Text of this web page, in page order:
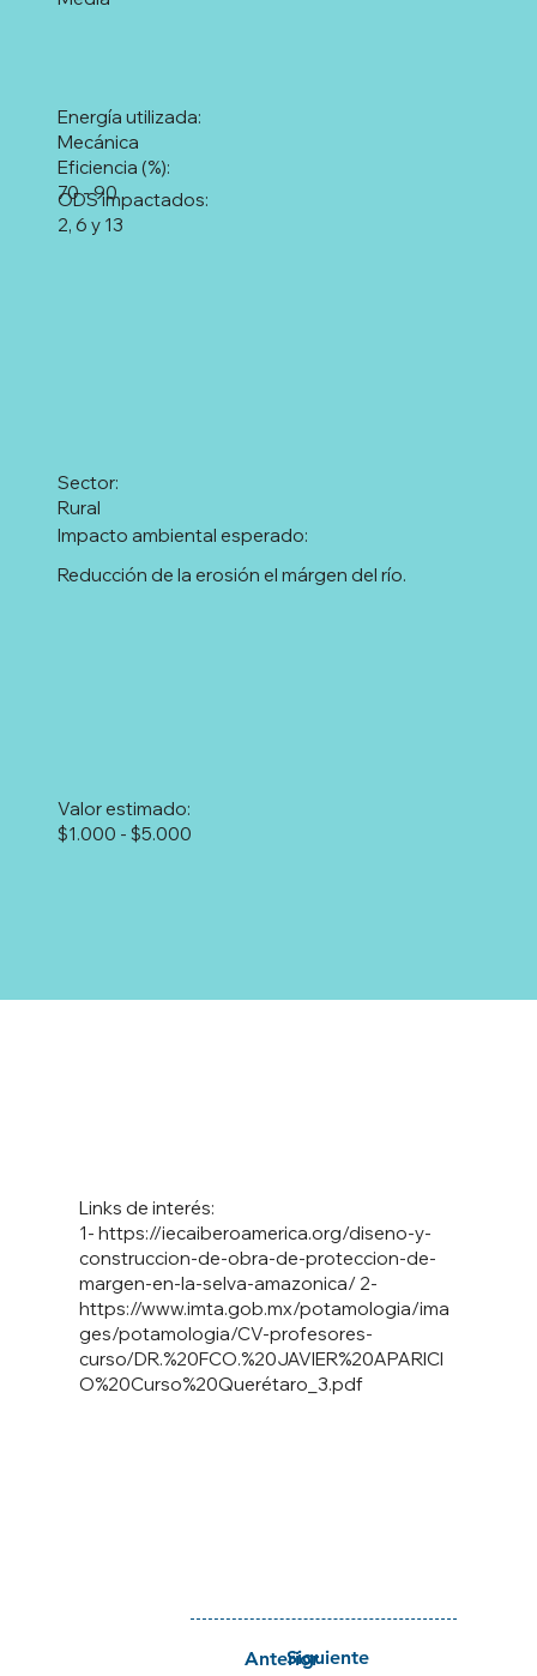
2, 6 y 13
ODS impactados:
Mecánica
Energía utilizada:
70 - 90
Eficiencia (%):
Rural
Sector:
Reducción de la erosión el márgen del río.
Impacto ambiental esperado:
$1.000 - $5.000
Valor estimado:
1-https://iecaiberoamerica.org/diseno-y-
construccion-de-obra-de-proteccion-de-
margen-en-la-selva-amazonica/ 2-
https://www.imta.gob.mx/potamologia/ima
ges/potamologia/CV-profesores-
curso/DR.%20FCO.%20JAVIER%20APARICI
O%20Curso%20Querétaro_3.pdf
Links de interés:
Siguiente
Anterior